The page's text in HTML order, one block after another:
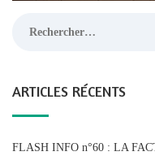
ARTICLES RÉCENTS
FLASH INFO n°60 : LA